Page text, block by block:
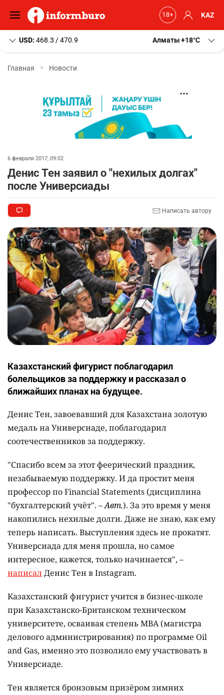
KAZ
USD: 468.3 / 470.9 Алматы+18 C
Главная Новости
6 февраля 2017, 09:02
Денис Тен заявил о "нехилых долгах"
после Универсиады
Написать автору
Казахстанский фигурист поблагодарил
болельщиков за поддержку и рассказал о
ближайших планах на будущее.
Денис Тен, завоевавший для Казахстана золотую
медаль на Универсиаде, поблагодарил
соотечественников за поддержку.
"Спасибо всем за этот феерический праздник,
незабываемую поддержку. И да простит меня
профессор по Financial Statements (дисциплина
"бухгалтерский учёт". –Авт.). За это время у меня
накопились нехилые долги. Даже не знаю, как ему
теперь написать. Выступления здесь не прокатят.
Универсиада для меня прошла, но самое
интересное, кажется, только начинается", –
написалДенис Тен в Instagram.
Казахстанский фигурист учится в бизнес-школе
при Казахстанско-Британском техническом
университете, осваивая степень МВА (магистра
делового администрирования) по программе Oil
and Gas, именно это позволило ему участвовать в
Универсиаде.
Тен является бронзовым призёром зимних